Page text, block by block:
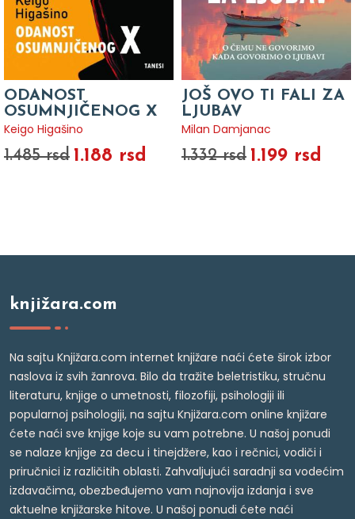
ODANOST
OSUMNJIČENOG X
Keigo Higašino
1.485 rsd 1.188 rsd
JOŠ OVO TI FALI ZA
LJUBAV
Milan Damjanac
1.332 rsd 1.199 rsd
knjižara.com
Na sajtu Knjižara.com internet knjižare naći ćete širok izbor
naslova iz svih žanrova. Bilo da tražite beletristiku, stručnu
literaturu, knjige o umetnosti, filozofiji, psihologiji ili
popularnoj psihologiji, na sajtu Knjižara.com online knjižare
ćete naći sve knjige koje su vam potrebne. U našoj ponudi
se nalaze knjige za decu i tinejdžere, kao i rečnici, vodiči i
priručnici iz različitih oblasti. Zahvaljujući saradnji sa vodećim
izdavačima, obezbeđujemo vam najnovija izdanja i sve
aktuelne knjižarske hitove. U našoj ponudi ćete naći